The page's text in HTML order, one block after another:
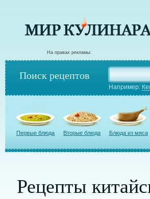
На правах рекламы:
Поиск рецептов
Например:
Первые блюда Вторые блюда Блюда из мяса
Рецепты